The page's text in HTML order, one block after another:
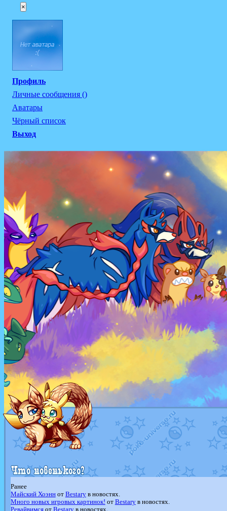
×
Профиль
Личные сообщения ()
Аватары
Чёрный список
Выход
Ранее
Майский Хоэннот Bestaryв новостях.
Много новых игровых картинок! от Bestaryв новостях.
Ревайвимсяот Bestaryв новостях.